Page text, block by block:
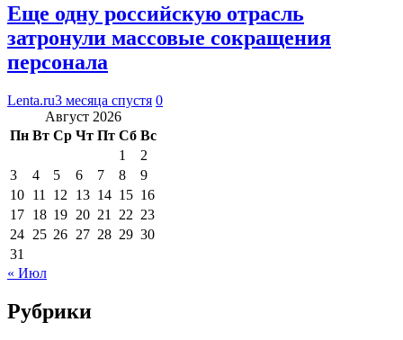
Еще одну российскую отрасль
затронули массовые сокращения
персонала
Lenta.ru3 месяца спустя 0
Август 2026
Пн Вт Ср Чт Пт Сб Вс
1
2
3
4 5 6 7 8
9
10 11 12 13 14 15 16
17 18 19 20 21 22 23
24 25 26 27 28 29 30
31
« Июл
Рубрики